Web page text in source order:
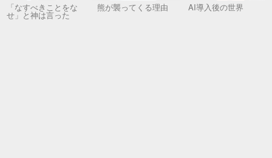
「なすべきことをな
せ」と神は言った
熊が襲ってくる理由 AI導入後の世界